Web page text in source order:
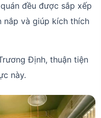
đều được sắp xếp
nắp và giúp kích thích
Định, thuận tiện
này.